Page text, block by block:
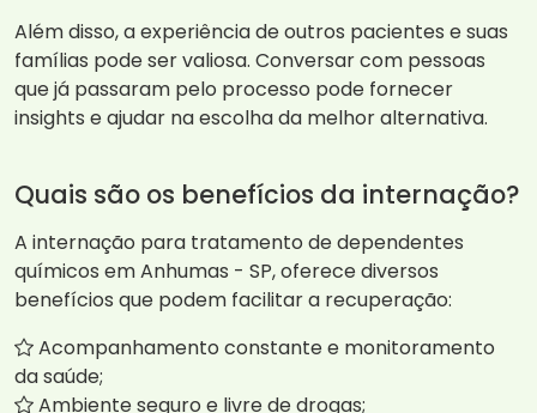
Além disso, a experiência de outros pacientes e suas
famílias pode ser valiosa. Conversar com pessoas
que já passaram pelo processo pode fornecer
insights e ajudar na escolha da melhor alternativa.
Quais são os benefícios da internação?
A internação para tratamento de dependentes
químicos em Anhumas - SP, oferece diversos
benefícios que podem facilitar a recuperação:
Acompanhamento constante e monitoramento
da saúde;
Ambiente seguro e livre de drogas;